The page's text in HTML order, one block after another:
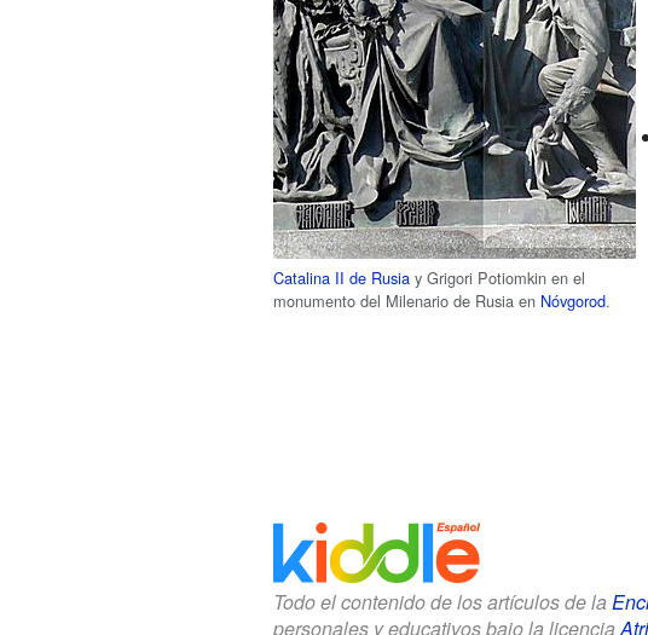
Catalina II de Rusiay Grigori Potiomkin en el
monumento del Milenario de Rusia en Nóvgorod.
Todo el contenido de los artículos de la
personales y educativos bajo la licencia